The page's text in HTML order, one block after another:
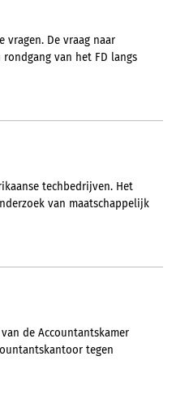
De vraag naar
van het FD langs
techbedrijven. Het
van maatschappelijk
de Accountantskamer
tegen